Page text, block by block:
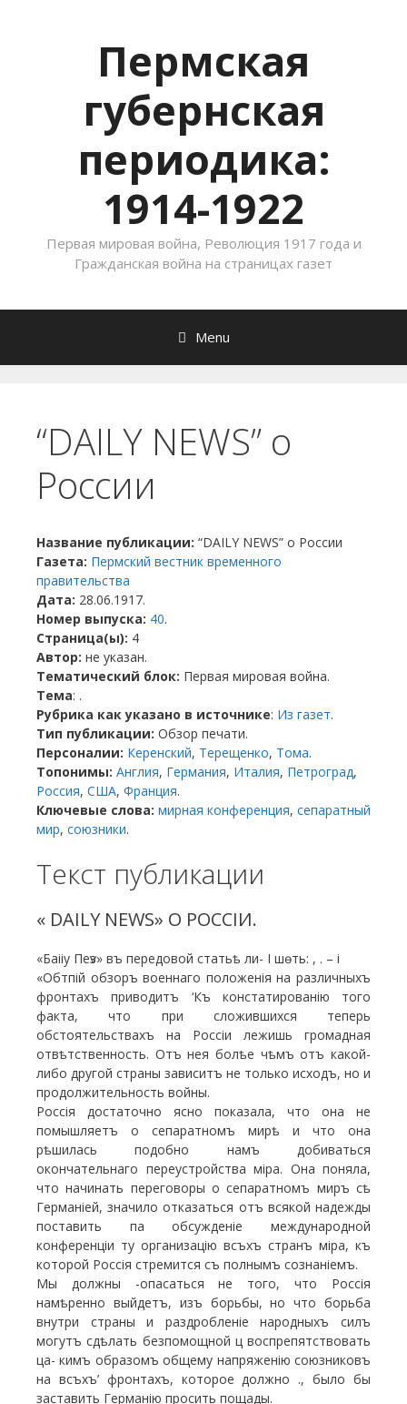
Пермская
губернская
периодика:
1914-1922
Первая мировая война, Революция 1917 года и
Гражданская война на страницах газет
Menu
“DAILY NEWS” о
России
Название публикации: “DAILY NEWS” о России
Газета: Пермский вестник временного
правительства
Дата: 28.06.1917.
Номер выпуска: 40.
Страница(ы): 4
Автор: не указан.
Тематический блок: Первая мировая война.
Тема: .
Рубрика как указано в источнике: Из газет.
Тип публикации: Обзор печати.
Персоналии: Керенский, Терещенко, Тома.
Топонимы: Англия, Германия, Италия, Петроград,
Россия, США, Франция.
Ключевые слова: мирная конференция, сепаратный
мир, союзники.
Текст публикации
« DAILY NEWS» О РОССІИ.
«Баііу Пеѵз» въ передовой статьѣ ли- I шѳть: , . – і
«Обтпій обзоръ военнаго положенія на различныхъ
фронтахъ приводитъ ‘Къ констатированію того
факта, что при сложившихся теперь
обстоятельствахъ на Россіи лежишь громадная
отвѣтственность. Отъ нея болѣе чѣмъ отъ какой-
либо другой страны зависитъ не только исходъ, но и
продолжительность войны.
Россія достаточно ясно показала, что она не
помышляетъ о сепаратномъ мирѣ и что она
рѣшилась подобно намъ добиваться
окончательнаго переустройства міра. Она поняла,
что начинать переговоры о сепаратномъ миръ сѣ
Германіей, значило отказаться отъ всякой надежды
поставить па обсужденіе международной
конференціи ту организацію всъхъ странъ міра, къ
которой Россія стремится съ полнымъ сознаніемъ.
Мы должны -опасаться не того, что Россія
намѣренно выйдетъ, изъ борьбы, но что борьба
внутри страны и раздробленіе народныхъ силъ
могутъ сдѣлать безпомощной ц воспрепятствовать
ца- кимъ образомъ общему напряженію союзниковъ
на всъхъ’ фронтахъ, которое должно ., было бы
заставить Германію просить пощады.